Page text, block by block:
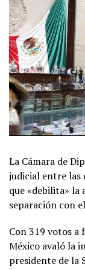
La Cámara de
judicial entre las
que «debilita» la
separación con
Con 319 votos a
México avaló la
presidente de la